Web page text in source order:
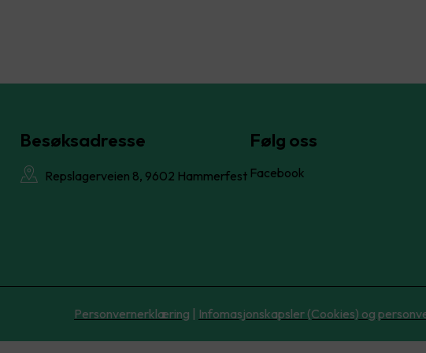
Besøksadresse
Repslagerveien 8, 9602 Hammerfest
Følg oss
Facebook
Personvernerklæring Infomasjonskapsler (Cookies) og